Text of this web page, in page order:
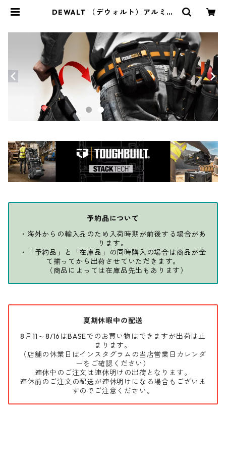
DEWALT （デウォルト）アルミハ
OT
予約品について
・海外からの輸入品のため入荷時期が前後する場合があ
ります。
・「予約品」と「在庫品」の同時購入の場合は商品が全
て揃ってから出荷させていただきます。
（商品によっては在庫品先出もあります）
夏期休暇中の配送
8月11～8/16はBASEでのお買い物はできますが出荷は止
まります。
（店舗の休業日はインスタグラムの当店営業日カレンダ
ーをご確認ください）
連休中のご注文は連休明けの出荷となります。
連休前のご注文の配送が連休明けになる場合もございま
すのでご注意ください。